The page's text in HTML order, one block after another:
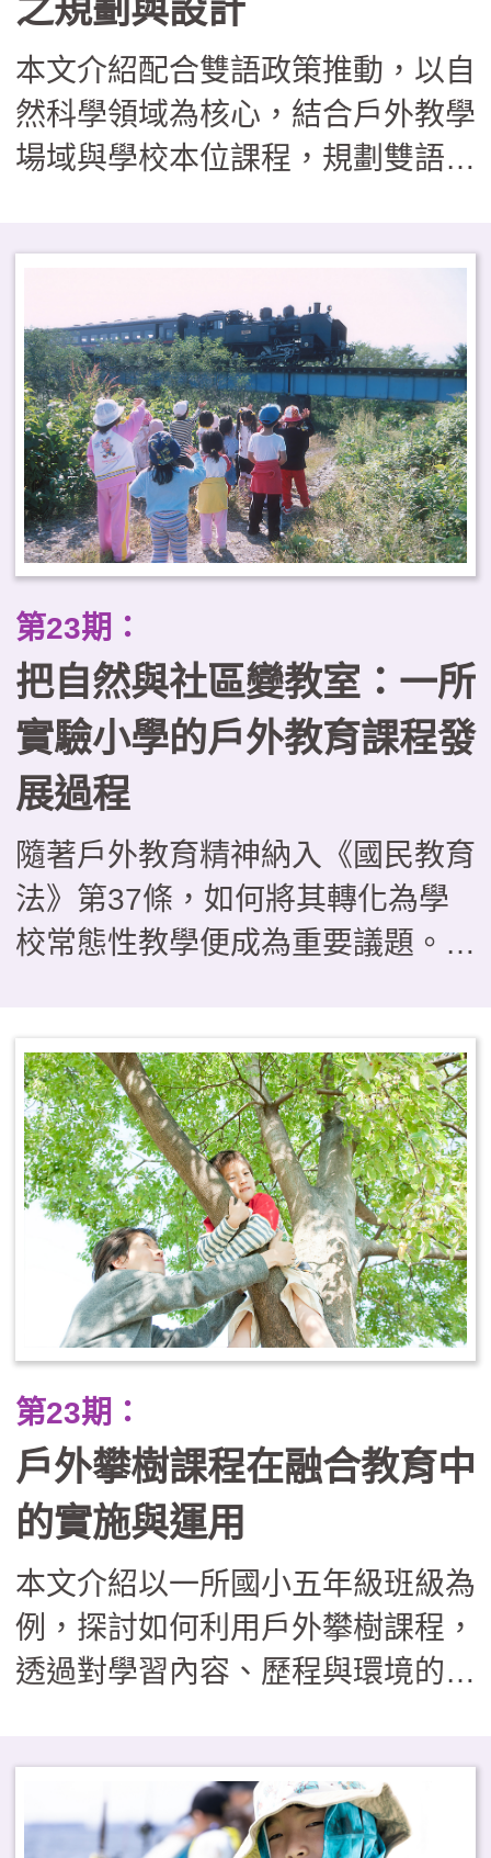
之規劃與設計
本文介紹配合雙語政策推動，以自
然科學領域為核心，結合戶外教學
場域與學校本位課程，規劃雙語戶
容、跨語言溝通、實作及（非）認
程發展與推動進程。
第23期：
把自然與社區變教室：一所
實驗小學的戶外教育課程發
展過程
隨著戶外教育精神納入《國民教育
法》第37條，如何將其轉化為學
校常態性教學便成為重要議題。本
育課程的推動歷程。
第23期：
戶外攀樹課程在融合教育中
的實施與運用
本文介紹以一所國小五年級班級為
例，探討如何利用戶外攀樹課程，
透過對學習內容、歷程與環境的適
共同參與。文中也分享了如何透過
課程調整與設計，落實多元包容價
值，為戶外教育轉化為融合教育實